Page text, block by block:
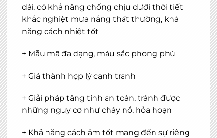
dài, có khả năng chống chịu dưới thời tiết
khắc nghiệt mưa nắng thất thường, khả
năng cách nhiệt tốt
+ Mẫu mã đa dạng, màu sắc phong phú
+ Giá thành hợp lý cạnh tranh
+ Giải pháp tăng tính an toàn, tránh được
những nguy cơ như cháy nổ, hỏa hoạn
+ Khả năng cách âm tốt mang đến sự riêng